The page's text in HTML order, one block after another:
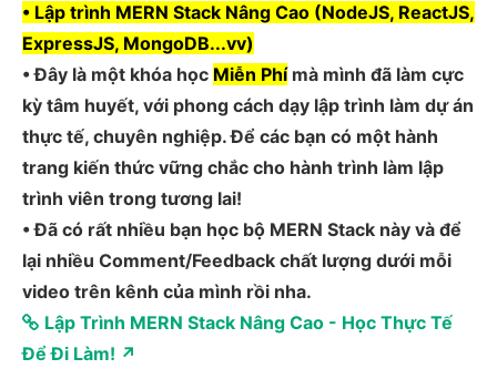
• Lập trình MERN Stack Nâng Cao (NodeJS, ReactJS,
ExpressJS, MongoDB...vv)
• Đây là một khóa học Miễn Phímà mình đã làm cực
kỳ tâm huyết, với phong cách dạy lập trình làm dự án
thực tế, chuyên nghiệp. Để các bạn có một hành
trang kiến thức vững chắc cho hành trình làm lập
trình viên trong tương lai!
• Đã có rất nhiều bạn học bộ MERN Stack này và để
lại nhiều Comment/Feedback chất lượng dưới mỗi
video trên kênh của mình rồi nha.
Lập Trình MERN Stack Nâng Cao - Học Thực Tế
Để Đi Làm! ↗